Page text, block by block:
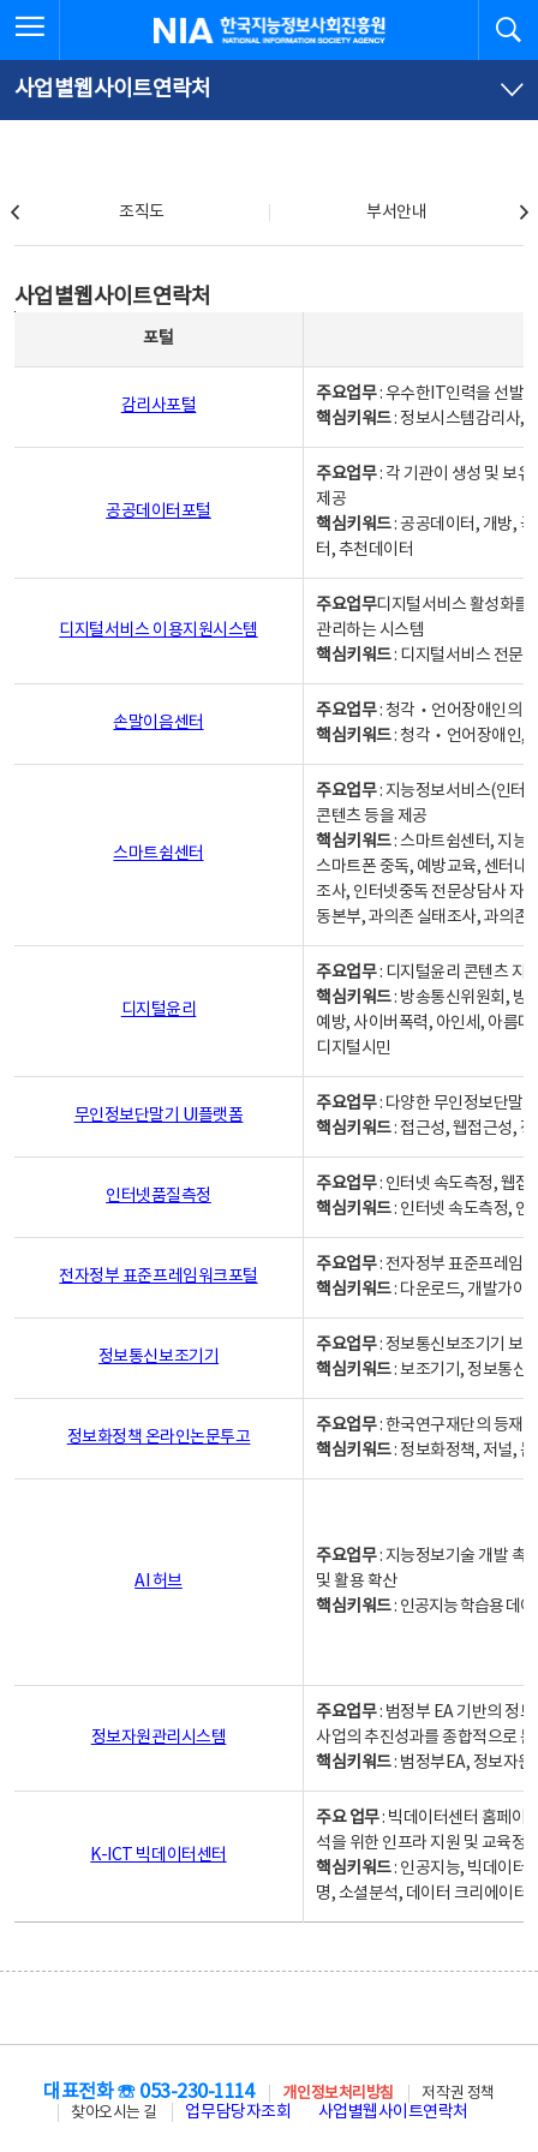
문
로
가
체
뉴
바
가
한국지능정보사회진흥원
사업별웹사이트연락처
조직도 부서안내
사업별웹사이트연락처
포털
감리사포털
주요업무: 우수한IT인력을 선발
핵심키워드: 정보시스템감리사,
공공데이터포털
주요업무: 각 기관이 생성 및 보
제공
핵심키워드: 공공데이터, 개방,
터, 추천데이터
디지털서비스 이용지원시스템
주요업무디지털서비스 활성화를
관리하는 시스템
핵심키워드: 디지털서비스 전문
손말이음센터
주요업무: 청각‧언어장애인의
핵심키워드: 청각‧언어장애인,
스마트쉼센터
주요업무: 지능정보서비스(인터
콘텐츠 등을 제공
핵심키워드: 스마트쉼센터, 지능
스마트폰 중독, 예방교육, 센터내
조사, 인터넷중독 전문상담사 자
동본부, 과의존 실태조사, 과의존
디지털윤리
주요업무: 디지털윤리 콘텐츠 지
핵심키워드: 방송통신위원회, 방
예방, 사이버폭력, 아인세, 아름
디지털시민
무인정보단말기 UI플랫폼
주요업무: 다양한 무인정보단말
핵심키워드: 접근성, 웹접근성,
인터넷품질측정
주요업무: 인터넷 속도측정, 웹접
핵심키워드: 인터넷 속도측정, 인
전자정부 표준프레임워크포털
주요업무: 전자정부 표준프레임
핵심키워드: 다운로드, 개발가이
정보통신보조기기
주요업무: 정보통신보조기기 보
핵심키워드: 보조기기, 정보통신
정보화정책 온라인논문투고
주요업무: 한국연구재단의 등재
핵심키워드: 정보화정책, 저널,
AI 허브
주요업무: 지능정보기술 개발 촉
및 활용 확산
핵심키워드: 인공지능 학습용 데
정보자원관리시스템
주요업무: 범정부 EA 기반의 정
사업의 추진성과를 종합적으로
핵심키워드: 범정부EA, 정보자
K-ICT 빅데이터센터
주요 업무: 빅데이터센터 홈페이
석을 위한 인프라 지원 및 교육정
핵심키워드: 인공지능, 빅데이터,
명, 소셜분석, 데이터 크리에이터
대표전화 ☏ 053-230-1114 개인정보처리방침
저작권 정책
찾아오시는 길
업무담당자조회 사업별웹사이트연락처